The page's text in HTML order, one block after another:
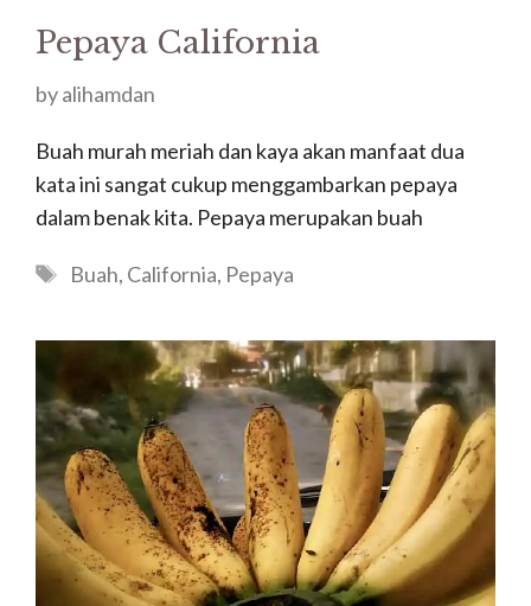
Pepaya California
byalihamdan
Buah murah meriah dan kaya akan manfaat dua
kata ini sangat cukup menggambarkan pepaya
dalam benak kita. Pepaya merupakan buah
Tags
Buah, California, Pepaya